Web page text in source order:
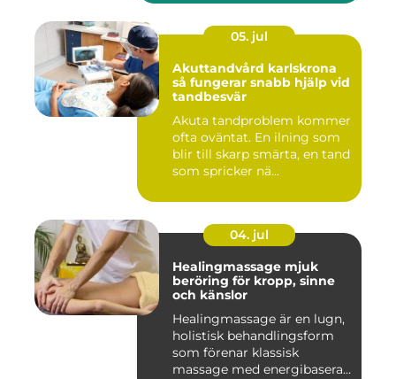
05. jul
Akuttandvård karlskrona
så fungerar snabb hjälp vid
tandbesvär
Akuta tandproblem kommer
ofta oväntat. En ilning som
blir till skarp smärta, en tand
som spricker nä...
04. jul
Healingmassage mjuk
beröring för kropp, sinne
och känslor
Healingmassage är en lugn,
holistisk behandlingsform
som förenar klassisk
massage med energibaserad